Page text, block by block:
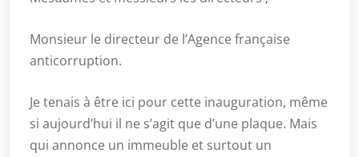
Monsieur le directeur de l’Agence française
anticorruption.
Je tenais à être ici pour cette inauguration, même
si aujourd’hui il ne s’agit que d’une plaque. Mais
qui annonce un immeuble et surtout un